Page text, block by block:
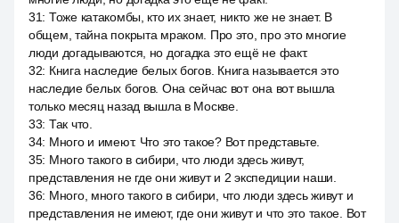
31: Тоже катакомбы, кто их знает, никто же не знает. В
общем, тайна покрыта мраком. Про это, про это многие
люди догадываются, но догадка это ещё не факт.
32: Книга наследие белых богов. Книга называется это
наследие белых богов. Она сейчас вот она вот вышла
только месяц назад вышла в Москве.
33: Так что.
34: Много и имеют. Что это такое? Вот представьте.
35: Много такого в сибири, что люди здесь живут,
представления не где они живут и 2 экспедиции наши.
36: Много, много такого в сибири, что люди здесь живут и
представления не имеют, где они живут и что это такое. Вот